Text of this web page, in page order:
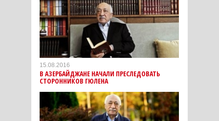
15.08.2016
В АЗЕРБАЙДЖАНЕ НАЧАЛИ ПРЕСЛЕДОВАТЬ
СТОРОННИКОВ ГЮЛЕНА